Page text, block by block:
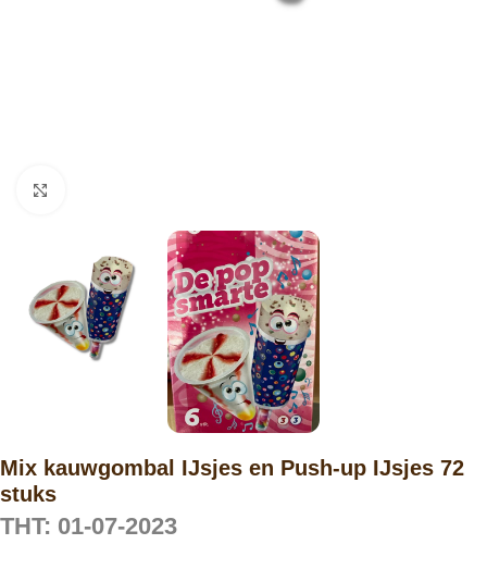
Mix kauwgombal IJsjes en Push-up IJsjes 72
stuks
THT: 01-07-2023